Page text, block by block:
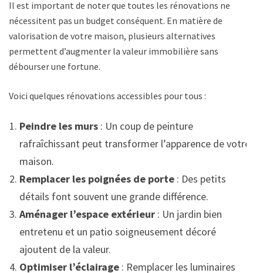
Il est important de noter que toutes les rénovations ne
nécessitent pas un budget conséquent. En matière de
valorisation de votre maison, plusieurs alternatives
permettent d’augmenter la valeur immobilière sans
débourser une fortune.
Voici quelques rénovations accessibles pour tous :
Peindre les murs : Un coup de peinture
rafraîchissant peut transformer l’apparence de votre
maison.
Remplacer les poignées de porte : Des petits
détails font souvent une grande différence.
Aménager l’espace extérieur : Un jardin bien
entretenu et un patio soigneusement décoré
ajoutent de la valeur.
Optimiser l’éclairage : Remplacer les luminaires